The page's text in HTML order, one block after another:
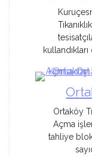
Ortaköy
Açma
tahliye